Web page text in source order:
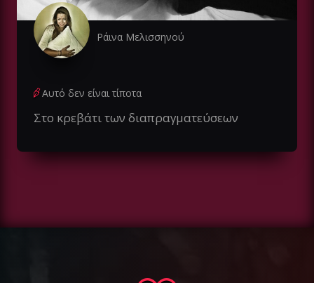
Ράινα Μελισσηνού
Αυτό δεν είναι τίποτα
Στο κρεβάτι των διαπραγματεύσεων